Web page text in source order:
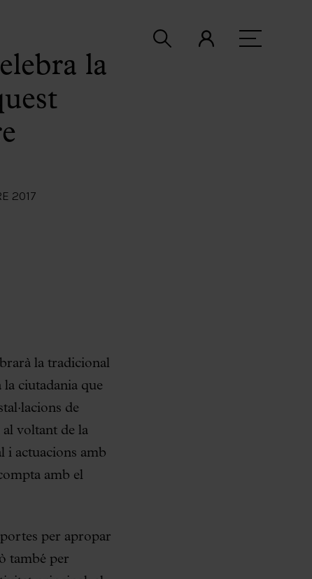
la
2017
la tradicional
ciutadania que
de
voltant de la
i actuacions amb
amb el
per apropar
també per